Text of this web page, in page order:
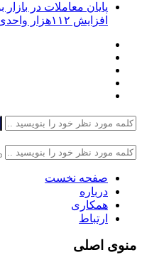
افزایش ۱۱۲هزار واحدی شاخص کل
صفحه نخست
درباره
همکاری
ارتباط
منوی اصلی